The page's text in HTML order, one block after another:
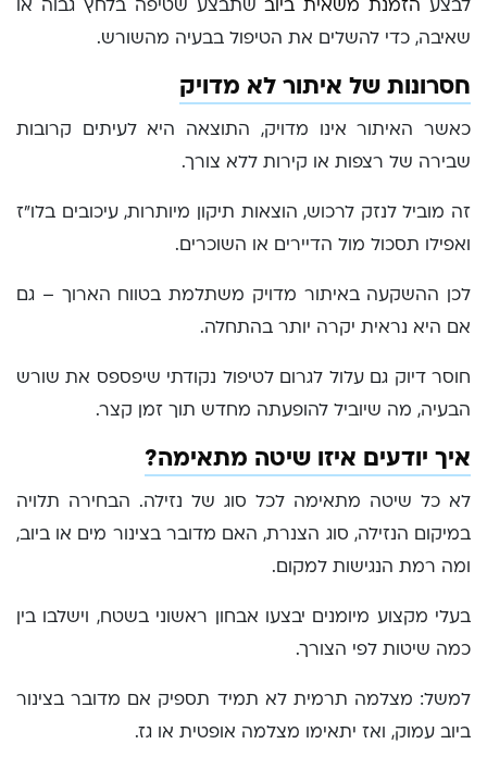
לבצע הזמנת משאית ביובשתבצע שטיפה בלחץ גבוה או
שאיבה, כדי להשלים את הטיפול בבעיה מהשורש.
חסרונות של איתור לא מדויק
כאשר האיתור אינו מדויק, התוצאה היא לעיתים קרובות
שבירה של רצפות או קירות ללא צורך.
זה מוביל לנזק לרכוש, הוצאות תיקון מיותרות, עיכובים בלו"ז
ואפילו תסכול מול הדיירים או השוכרים.
לכן ההשקעה באיתור מדויק משתלמת בטווח הארוך – גם
אם היא נראית יקרה יותר בהתחלה.
חוסר דיוק גם עלול לגרום לטיפול נקודתי שיפספס את שורש
הבעיה, מה שיוביל להופעתה מחדש תוך זמן קצר.
איך יודעים איזו שיטה מתאימה?
לא כל שיטה מתאימה לכל סוג של נזילה. הבחירה תלויה
במיקום הנזילה, סוג הצנרת, האם מדובר בצינור מים או ביוב,
ומה רמת הנגישות למקום.
בעלי מקצוע מיומנים יבצעו אבחון ראשוני בשטח, וישלבו בין
כמה שיטות לפי הצורך.
למשל: מצלמה תרמית לא תמיד תספיק אם מדובר בצינור
ביוב עמוק, ואז יתאימו מצלמה אופטית או גז.